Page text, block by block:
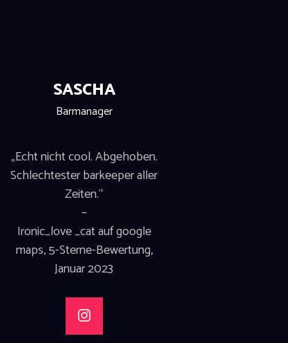
SASCHA
Barmanager
„Echt nicht cool. Abgehoben.
Schlechtester barkeeper aller
Zeiten.“
–
Ironic_love _cat auf google
maps, 5-Sterne-Bewertung,
Januar 2023